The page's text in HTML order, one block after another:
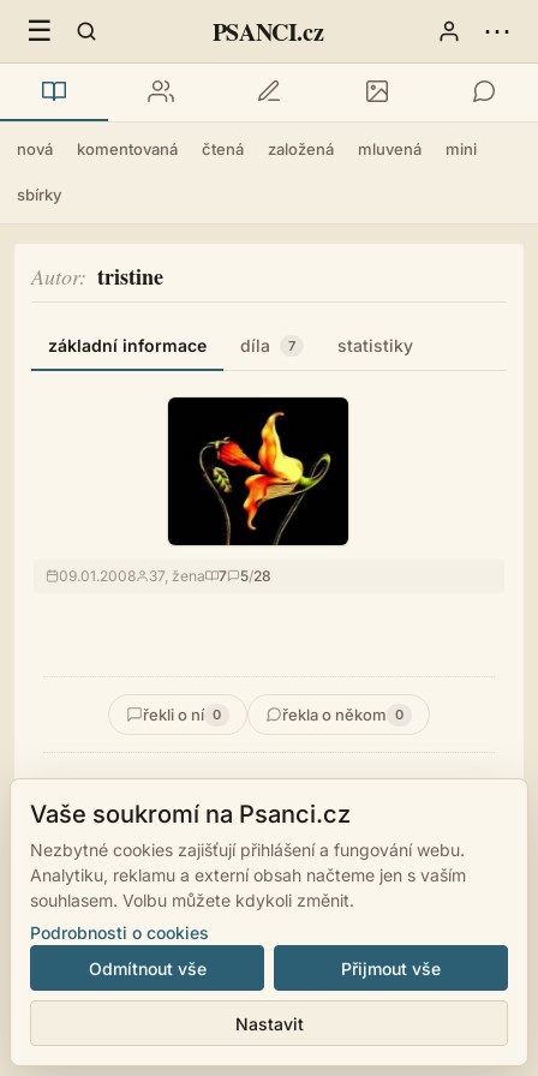
☰ PSANCI.cz ⋯
nová komentovaná čtená založená mluvená mini
sbírky
Autor tristine
základní informace díla 7 statistiky
09.01.2008 37, žena 7 5/28
řekli o ní 0 řekla o někom 0
© 2007 - 2026psanci.cz•Nastavení cookies•Facebook• Programming
byLUKiO
Vaše soukromí na Psanci.cz
Nezbytné cookies zajišťují přihlášení a fungování webu.
Analytiku, reklamu a externí obsah načteme jen s vaším
souhlasem. Volbu můžete kdykoli změnit.
Podrobnosti o cookies
Odmítnout vše
Nastavit
Přijmout vše